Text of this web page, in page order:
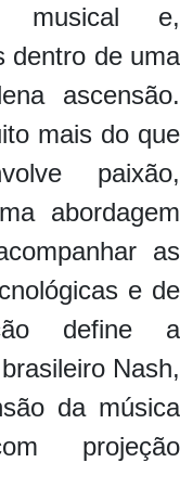
musical e,
dentro de uma
ascensão.
mais do que
paixão,
abordagem
as
e de
define a
Nash,
da música
projeção